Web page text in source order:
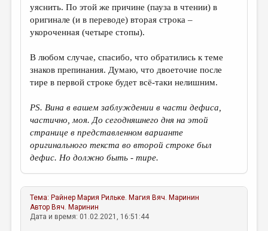
уяснить. По этой же причине (пауза в чтении) в
оригинале (и в переводе) вторая строка –
укороченная (четыре стопы).
В любом случае, спасибо, что обратились к теме
знаков препинания. Думаю, что двоеточие после
тире в первой строке будет всё-таки нелишним.
PS. Вина в вашем заблуждении в части дефиса,
частично, моя. До сегодняшнего дня на этой
странице в представленном варианте
оригинального текста во второй строке был
дефис. Но должно быть - тире.
Тема: Райнер Мария Рильке. Магия Вяч. Маринин
Автор Вяч. Маринин
Дата и время: 01.02.2021, 16:51:44